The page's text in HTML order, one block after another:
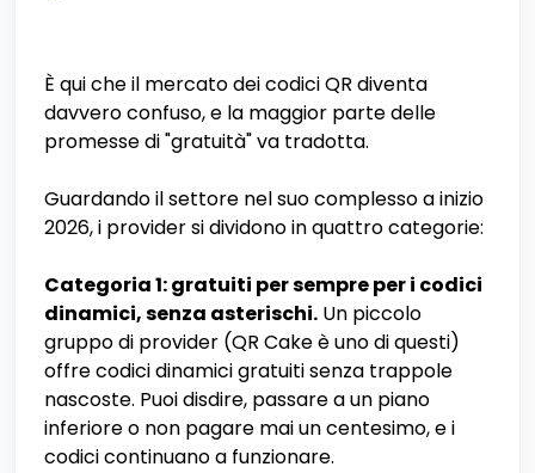
È qui che il mercato dei codici QR diventa
davvero confuso, e la maggior parte delle
promesse di "gratuità" va tradotta.
Guardando il settore nel suo complesso a inizio
2026, i provider si dividono in quattro categorie:
Categoria 1: gratuiti per sempre per i codici
dinamici, senza asterischi. Un piccolo
gruppo di provider (QR Cake è uno di questi)
offre codici dinamici gratuiti senza trappole
nascoste. Puoi disdire, passare a un piano
inferiore o non pagare mai un centesimo, e i
codici continuano a funzionare.